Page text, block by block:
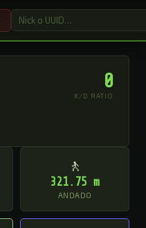
0
K/D RATIO
🚶
321.75 m
ANDADO